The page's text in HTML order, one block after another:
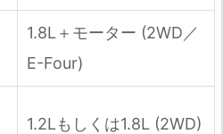
1.8L＋モーター (2WD／
E-Four)
1.2Lもしくは1.8L (2WD)